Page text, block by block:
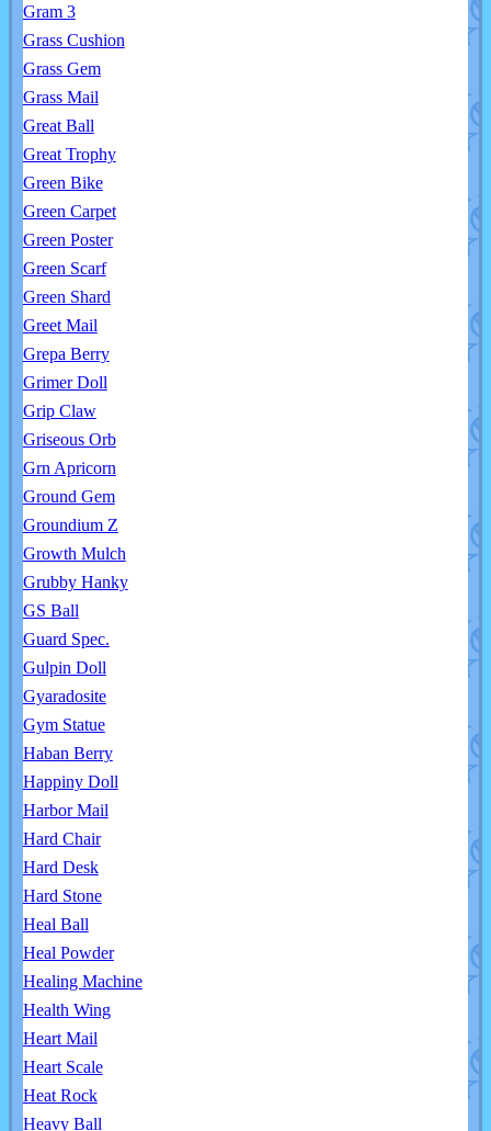
Gram 3
Grass Cushion
Grass Gem
Grass Mail
Great Ball
Great Trophy
Green Bike
Green Carpet
Green Poster
Green Scarf
Green Shard
Greet Mail
Grepa Berry
Grimer Doll
Grip Claw
Griseous Orb
Grn Apricorn
Ground Gem
Groundium Z
Growth Mulch
Grubby Hanky
GS Ball
Guard Spec.
Gulpin Doll
Gyaradosite
Gym Statue
Haban Berry
Happiny Doll
Harbor Mail
Hard Chair
Hard Desk
Hard Stone
Heal Ball
Heal Powder
Healing Machine
Health Wing
Heart Mail
Heart Scale
Heat Rock
Heavy Ball